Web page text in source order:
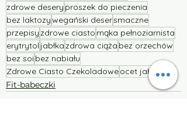
zdrowe desery proszek do pieczenia
bez laktozywegański desersmaczne
przepisy zdrowe ciasto mąka pełnoziarnista
erytrytol jabłka zdrowa ciąża bez orzechów
bez soi bez nabiału
Zdrowe Ciasto Czekoladoweocet jabłkowy
Fit-babeczki